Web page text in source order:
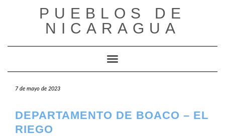
PUEBLOS DE
NICARAGUA
Cambiar modo de navegación
7 de mayo de 2023
DEPARTAMENTO DE BOACO – EL
RIEGO